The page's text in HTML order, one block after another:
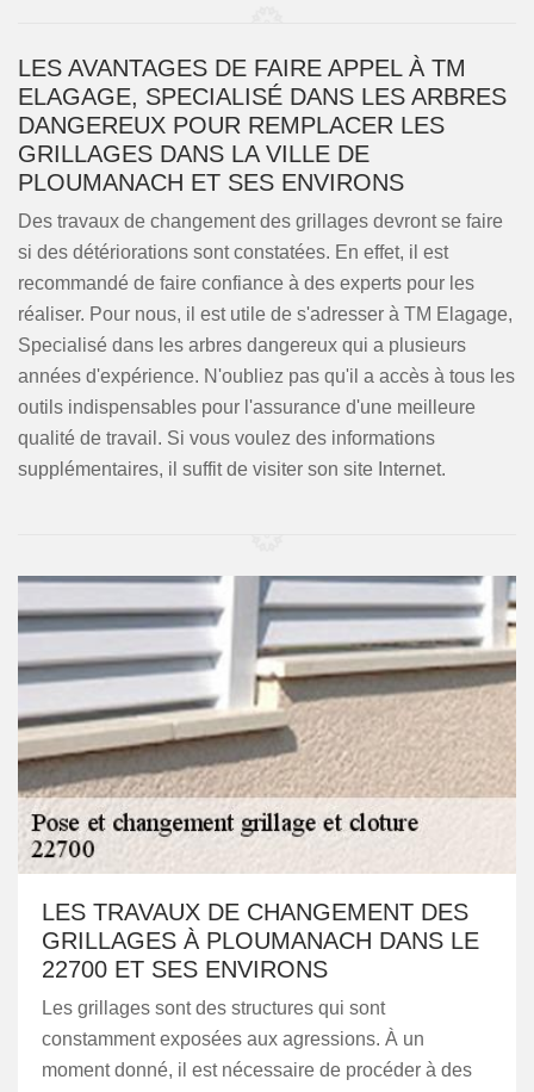
LES AVANTAGES DE FAIRE APPEL À TM
ELAGAGE, SPECIALISÉ DANS LES ARBRES
DANGEREUX POUR REMPLACER LES
GRILLAGES DANS LA VILLE DE
PLOUMANACH ET SES ENVIRONS
Des travaux de changement des grillages devront se faire
si des détériorations sont constatées. En effet, il est
recommandé de faire confiance à des experts pour les
réaliser. Pour nous, il est utile de s'adresser à TM Elagage,
Specialisé dans les arbres dangereux qui a plusieurs
années d'expérience. N'oubliez pas qu'il a accès à tous les
outils indispensables pour l'assurance d'une meilleure
qualité de travail. Si vous voulez des informations
supplémentaires, il suffit de visiter son site Internet.
LES TRAVAUX DE CHANGEMENT DES
GRILLAGES À PLOUMANACH DANS LE
22700 ET SES ENVIRONS
Les grillages sont des structures qui sont
constamment exposées aux agressions. À un
moment donné, il est nécessaire de procéder à des